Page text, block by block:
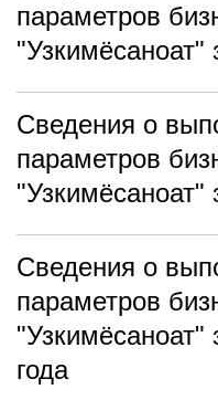
параметров
"Узкимёсаноат"
Сведения о
параметров
"Узкимёсаноат"
Сведения о
параметров
"Узкимёсаноат"
года